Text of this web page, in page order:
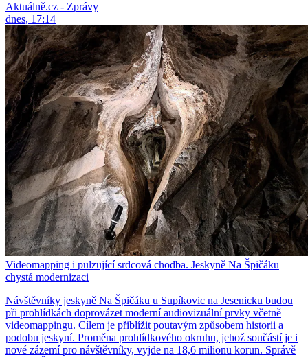
Aktuálně.cz - Zprávy
dnes, 17:14
Videomapping i pulzující srdcová chodba. Jeskyně Na Špičáku
chystá modernizaci
Návštěvníky jeskyně Na Špičáku u Supíkovic na Jesenicku budou
při prohlídkách doprovázet moderní audiovizuální prvky včetně
videomappingu. Cílem je přiblížit poutavým způsobem historii a
podobu jeskyní. Proměna prohlídkového okruhu, jehož součástí je i
nové zázemí pro návštěvníky, vyjde na 18,6 milionu korun. Správě